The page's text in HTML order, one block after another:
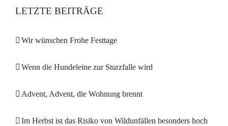
LETZTE BEITRÄGE
Wir wünschen Frohe Festtage
Wenn die Hundeleine zur Sturzfalle wird
Advent, Advent, die Wohnung brennt
Im Herbst ist das Risiko von Wildunfällen besonders hoch